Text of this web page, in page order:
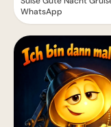
WhatsApp